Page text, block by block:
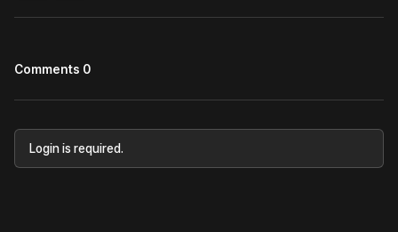
Comments 0
Login is required.